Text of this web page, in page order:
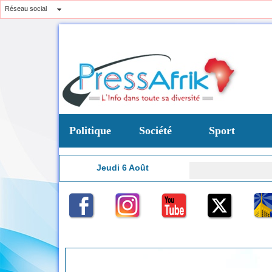
Réseau social
Politique Société Sport
Jeudi 6 Août
d’une